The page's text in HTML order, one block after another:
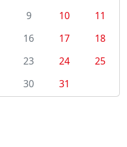
9 10
11
16 17
18
23 24
25
30 31